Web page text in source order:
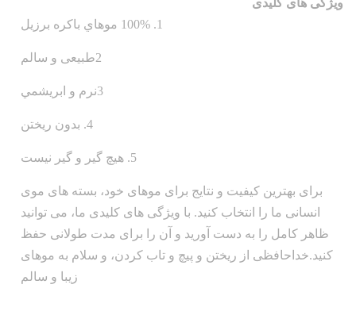
ویژگی های کلیدی
1. 100% موهاي باکره برزيل
2طبیعی و سالم
3نرم و ابريشمي
4. بدون ریختن
5. هيچ گير و گير نيست
برای بهترین کیفیت و نتایج برای موهای خود، بسته های موی
انسانی ما را انتخاب کنید. با ویژگی های کلیدی ما، می توانید
ظاهر کامل را به دست آورید و آن را برای مدت طولانی حفظ
کنید.خداحافظی از ریختن و پیچ و تاب کردن، و سلام به موهای
زیبا و سالم